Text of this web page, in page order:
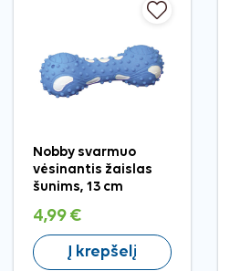
Nobby svarmuo
vėsinantis žaislas
šunims, 13 cm
4,99 €
Į krepšelį